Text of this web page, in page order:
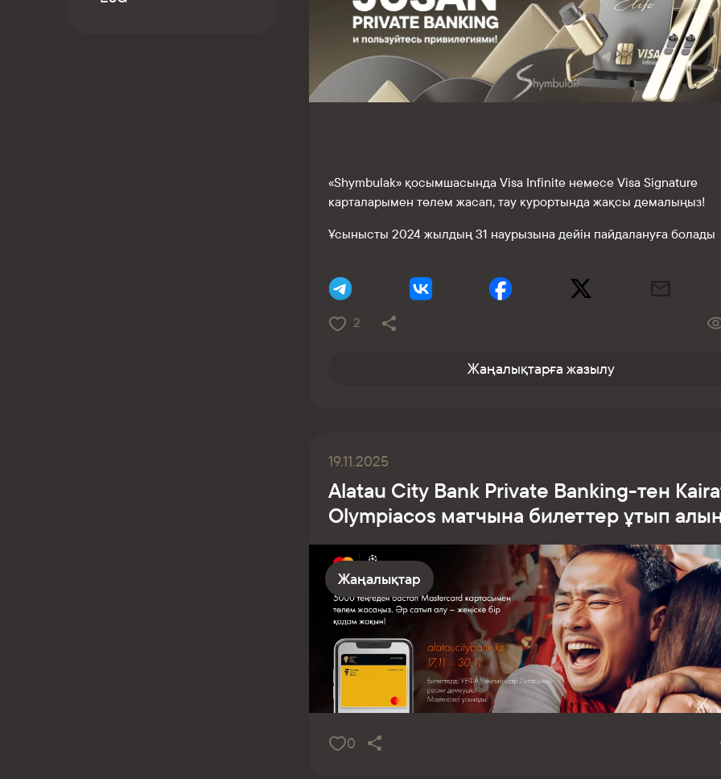
«Shymbulak» қосымшасында Visa Infinite немесе Visa Signature
карталарымен төлем жасап, тау курортында жақсы демалыңыз!
Ұсынысты 2024 жылдың 31 наурызына дейін пайдалануға болады
2
Жаңалықтарға жазылу
19.11.2025
Alatau City Bank Private Banking-тен
Olympiacos матчына билеттер ұтып
Жаңалықтар
0